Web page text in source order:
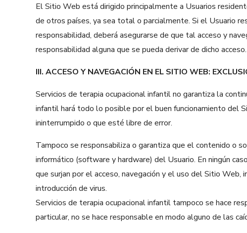
El Sitio Web está dirigido principalmente a Usuarios
de otros países, ya sea total o parcialmente. Si el Usuario
responsabilidad, deberá asegurarse de que tal acceso y
responsabilidad alguna que se pueda derivar de dicho acceso.
III. ACCESO Y NAVEGACIÓN EN EL SITIO WEB:
Servicios de terapia ocupacional infantil no garantiza la
infantil hará todo lo posible por el buen funcionamiento del
ininterrumpido o que esté libre de error.
Tampoco se responsabiliza o garantiza que el contenido o
informático (software y hardware) del Usuario. En ningún
que surjan por el acceso, navegación y el uso del Sitio
introducción de virus.
Servicios de terapia ocupacional infantil tampoco se hace
particular, no se hace responsable en modo alguno de las